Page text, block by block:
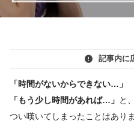
記事内に
「時間がないからできない…」
「もう少し時間があれば…」 と、
つい嘆いてしまったことはあり